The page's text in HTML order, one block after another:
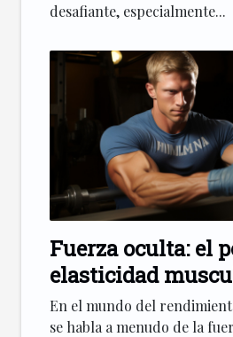
desafiante, especialmente...
Fuerza oculta: el
elasticidad
En el mundo del
se habla a menudo de la